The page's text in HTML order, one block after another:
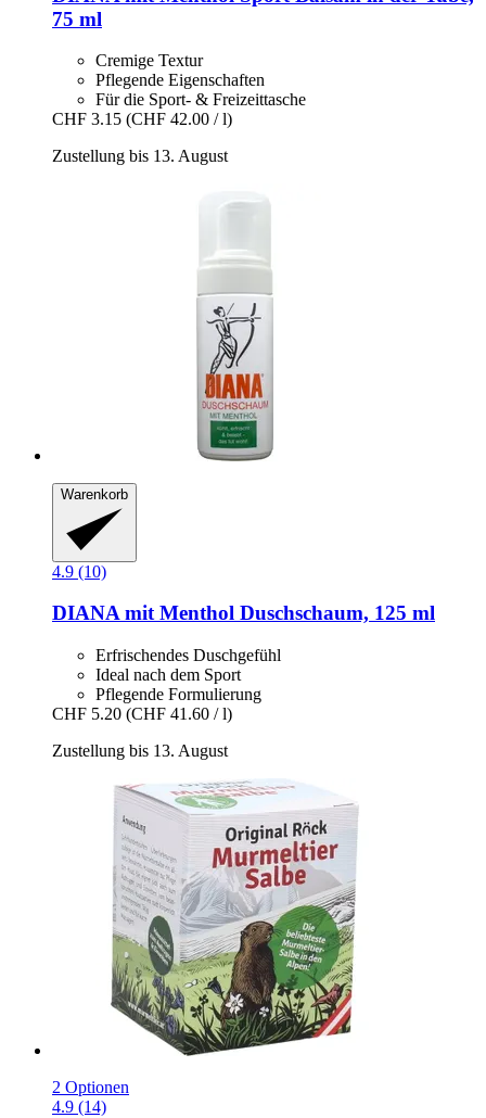
75 ml
Cremige Textur
Pflegende Eigenschaften
Für die Sport- & Freizeittasche
CHF 3.15 (CHF 42.00 / l)
Zustellung bis 13. August
Warenkorb
4.9 (10)
DIANA mit Menthol Duschschaum, 125 ml
Erfrischendes Duschgefühl
Ideal nach dem Sport
Pflegende Formulierung
CHF 5.20 (CHF 41.60 / l)
Zustellung bis 13. August
2 Optionen
4.9 (14)